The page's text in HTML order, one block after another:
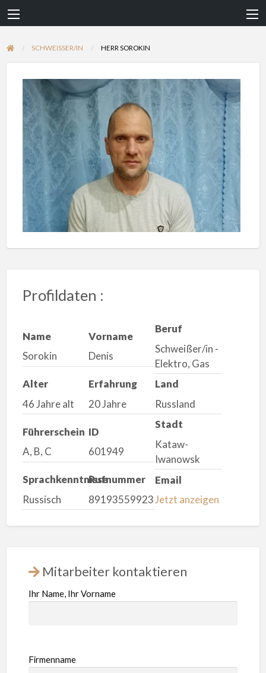
SCHWEISSER/IN HERR SOROKIN
Profildaten :
Name
Sorokin
Vorname
Denis
Beruf
Schweißer/in -
Elektro, Gas
Alter
46 Jahre alt
Erfahrung
20 Jahre
Land
Russland
Führerschein
A, B, C
ID
601949
Stadt
Kataw-
Iwanowsk
Sprachkenntnisse
Russisch
Rufnummer
89193559923
Email
Jetzt anzeigen
Mitarbeiter kontaktieren
Ihr Name, Ihr Vorname
Firmenname